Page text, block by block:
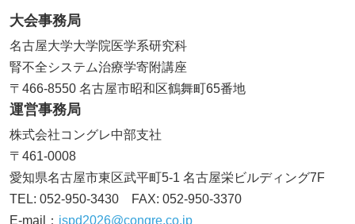
2026.04.06
演題募集ページを公開しました。
2025.11.26
ホームページを公開しました。
大会事務局
名古屋大学大学院医学系研究科
腎不全システム治療学寄附講座
〒466-8550 名古屋市昭和区鶴舞町65番地
運営事務局
株式会社コングレ中部支社
〒461-0008
愛知県名古屋市東区武平町5-1 名古屋栄ビルディング7F
TEL: 052-950-3430 FAX: 052-950-3370
E-mail： jspd2026@congre.co.jp